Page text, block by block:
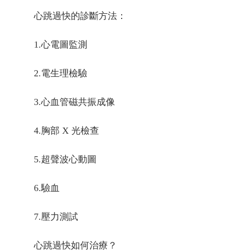
心跳過快的診斷方法：
1.心電圖監測
2.電生理檢驗
3.心血管磁共振成像
4.胸部 X 光檢查
5.超聲波心動圖
6.驗血
7.壓力測試
心跳過快如何治療？